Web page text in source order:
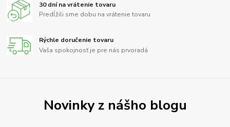
30 dní na vrátenie tovaru
Predĺžili sme dobu na vrátenie tovaru
Rýchle doručenie tovaru
Vaša spokojnosť je pre nás prvoradá
Novinky z nášho blogu